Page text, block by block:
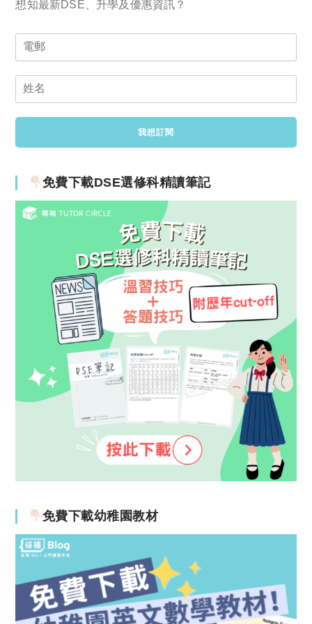
想知最新DSE、升學及優惠資訊？
免費下載DSE選修科精讀筆記
免費下載幼稚園教材